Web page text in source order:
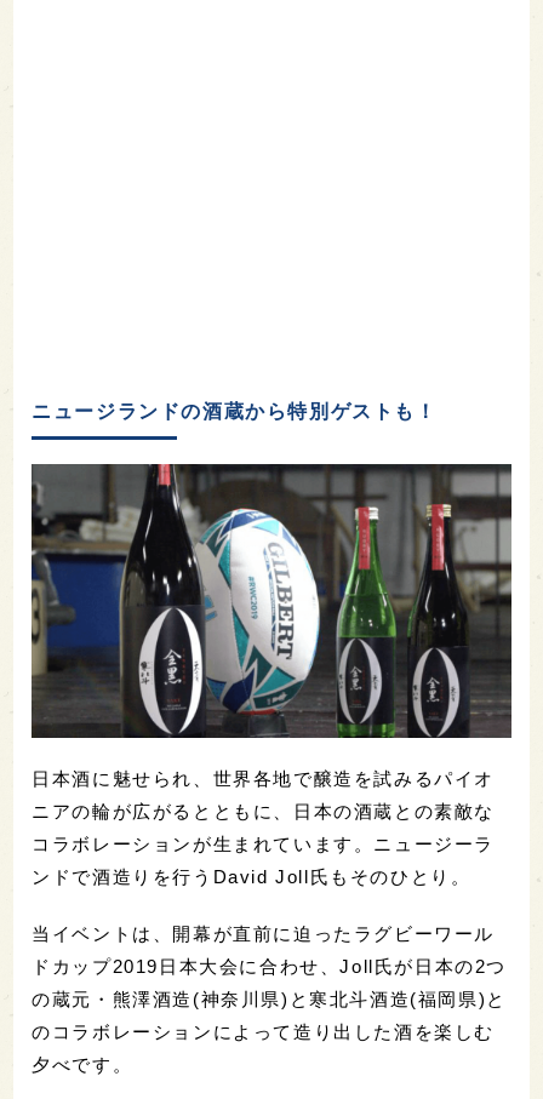
ニュージランドの酒蔵から特別ゲストも！
日本酒に魅せられ、世界各地で醸造を試みるパイオ
ニアの輪が広がるとともに、日本の酒蔵との素敵な
コラボレーションが生まれています。ニュージーラ
ンドで酒造りを行うDavid Joll氏もそのひとり。
当イベントは、開幕が直前に迫ったラグビーワール
ドカップ2019日本大会に合わせ、Joll氏が日本の2つ
の蔵元・熊澤酒造(神奈川県)と寒北斗酒造(福岡県)と
のコラボレーションによって造り出した酒を楽しむ
夕べです。